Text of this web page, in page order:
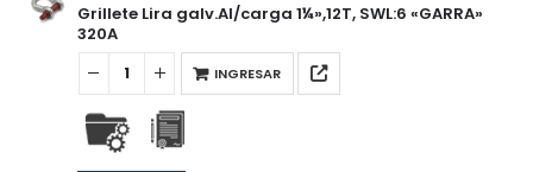
Grillete Lira galv.Al/carga 1¼»,12T, SWL:6 «GARRA»
320A
INGRESAR